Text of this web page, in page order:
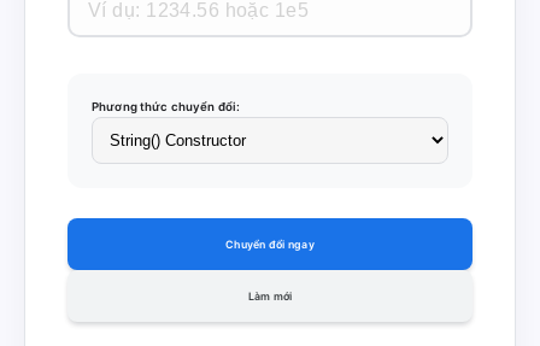
Phương thức chuyển đổi:
Chuyển đổi ngay
Làm mới